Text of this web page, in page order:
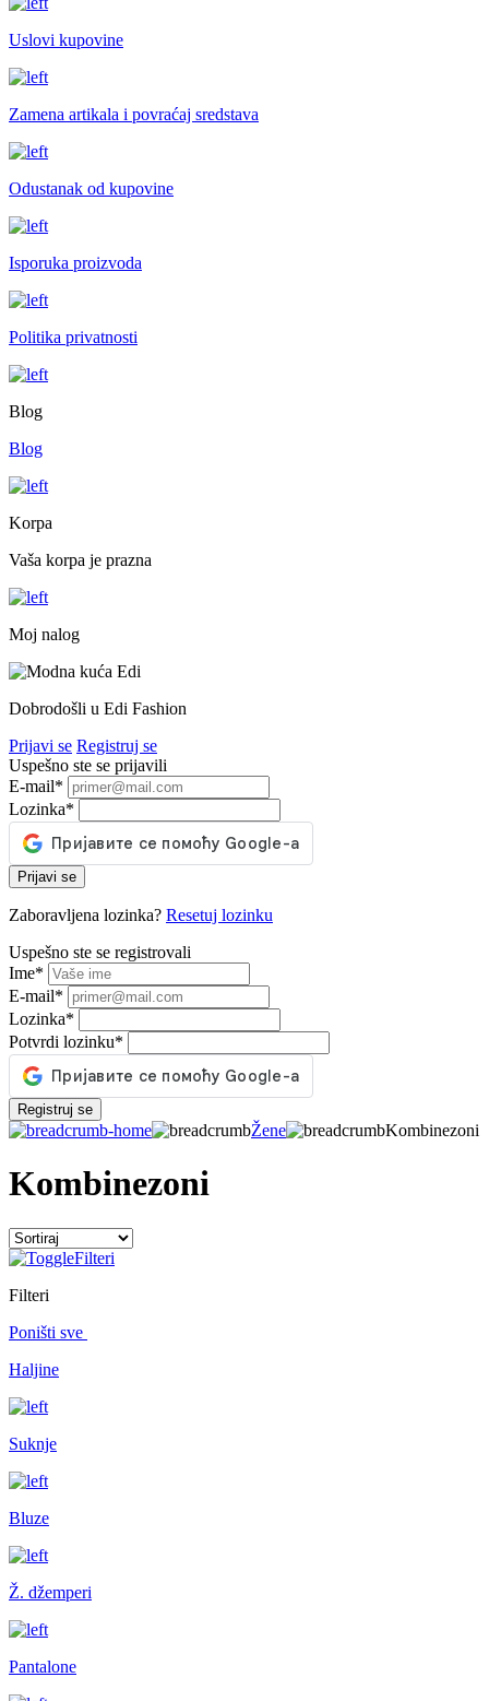
Uslovi kupovine
Zamena artikala i povraćaj sredstava
Odustanak od kupovine
Isporuka proizvoda
Politika privatnosti
Blog
Blog
Korpa
Vaša korpa je prazna
Moj nalog
Dobrodošli u Edi Fashion
Prijavi se Registruj se
Uspešno ste se prijavili
E-mail*
Lozinka*
Prijavi se
Zaboravljena lozinka? Resetuj lozinku
Uspešno ste se registrovali
Ime*
E-mail*
Lozinka*
Potvrdi lozinku*
Registruj se
Žene Kombinezoni
Kombinezoni
Filteri
Filteri
Poništi sve
Haljine
Suknje
Bluze
Ž. džemperi
Pantalone